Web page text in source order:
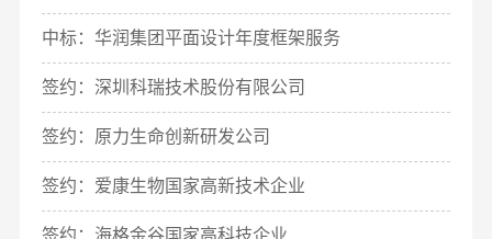
中标：华润集团平面设计年度框架服务
签约：深圳科瑞技术股份有限公司
签约：原力生命创新研发公司
签约：爱康生物国家高新技术企业
签约：海格金谷国家高科技企业